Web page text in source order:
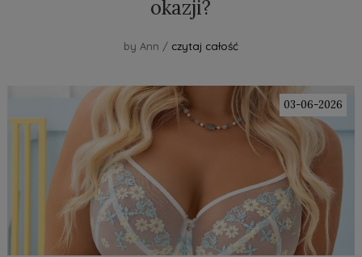
okazji?
by Ann / czytaj całość
03-06-2026